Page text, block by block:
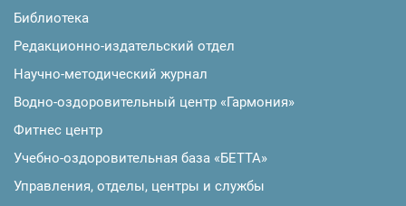
Библиотека
Редакционно-издательский отдел
Научно-методический журнал
Водно-оздоровительный центр «Гармония»
Фитнес центр
Учебно-оздоровительная база «БЕТТА»
Управления, отделы, центры и службы